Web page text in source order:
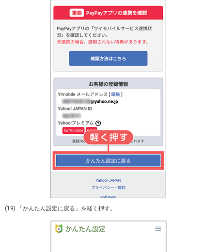
(19) 「かんたん設定に戻る」を軽く押す。